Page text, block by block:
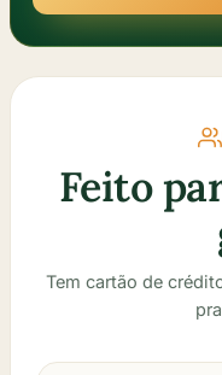
Feito
Tem cartão de